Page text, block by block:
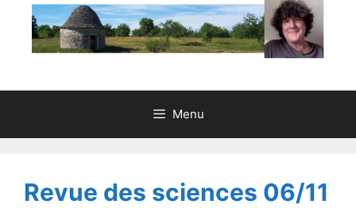
Menu
Revue des sciences 06/11